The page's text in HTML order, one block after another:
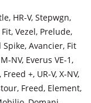
HR-V, Stepwgn,
Vezel, Prelude,
Spike, Avancier, Fit
NV, Everus VE-1,
+, UR-V, X-NV,
Freed, Element,